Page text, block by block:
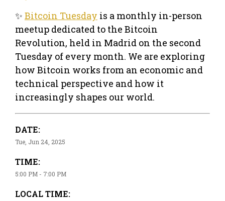
✨ Bitcoin Tuesday is a monthly in-person
meetup dedicated to the Bitcoin
Revolution, held in Madrid on the second
Tuesday of every month. We are exploring
how Bitcoin works from an economic and
technical perspective and how it
increasingly shapes our world.
DATE:
Tue, Jun 24, 2025
TIME:
5:00 PM - 7:00 PM
LOCAL TIME: